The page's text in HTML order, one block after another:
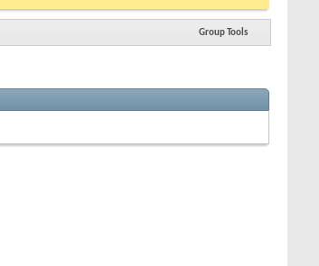
Group Tools